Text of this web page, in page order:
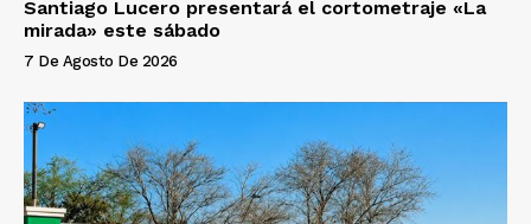
Santiago Lucero presentará el cortometraje «La
mirada» este sábado
7 De Agosto De 2026